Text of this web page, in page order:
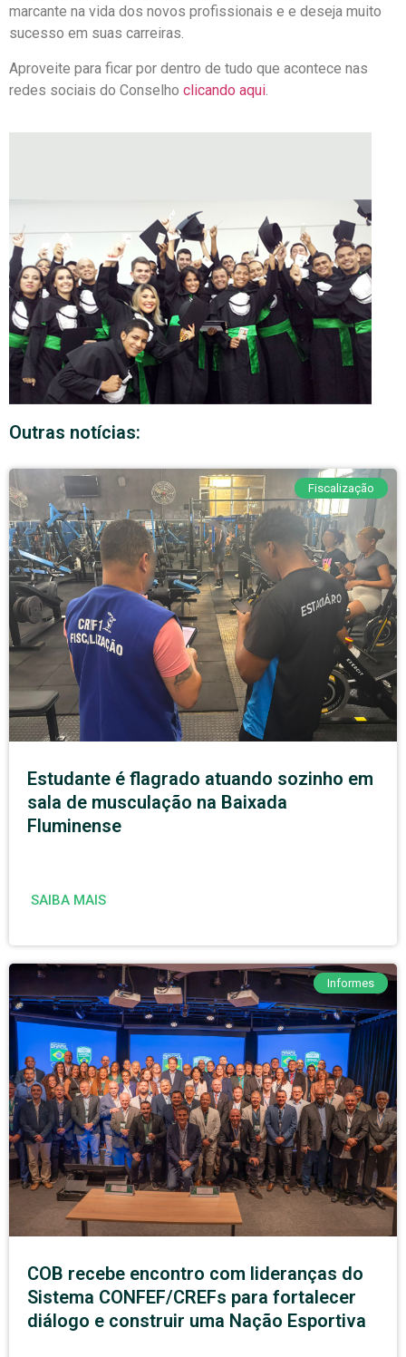
marcante na vida dos novos profissionais e e deseja muito
sucesso em suas carreiras.
Aproveite para ficar por dentro de tudo que acontece nas
redes sociais do Conselho clicando aqui
Outras notícias:
Fiscalização
Estudante é flagrado atuando sozinho em
sala de musculação na Baixada
Fluminense
SAIBA MAIS
Informes
COB recebe encontro com lideranças do
Sistema CONFEF/CREFs para fortalecer
diálogo e construir uma Nação Esportiva